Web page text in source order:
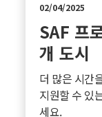
02/04/2025
SAF 프
개 도시
더 많은 시간
지원할 수 있
세요.